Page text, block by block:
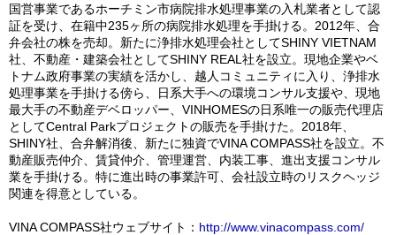
国営事業であるホーチミン市病院排水処理事業の入札業者として認
証を受け、在籍中235ヶ所の病院排水処理を手掛ける。2012年、合
弁会社の株を売却。新たに浄排水処理会社としてSHINY VIETNAM
社、不動産・建築会社としてSHINY REAL社を設立。現地企業やベ
トナム政府事業の実績を活かし、越人コミュニティに入り、浄排水
処理事業を手掛ける傍ら、日系大手への環境コンサル支援や、現地
最大手の不動産デベロッパー、VINHOMESの日系唯一の販売代理店
としてCentral Parkプロジェクトの販売を手掛けた。2018年、
SHINY社、合弁解消後、新たに独資でVINA COMPASS社を設立。不
動産販売仲介、賃貸仲介、管理運営、内装工事、進出支援コンサル
業を手掛ける。特に進出時の事業許可、会社設立時のリスクヘッジ
関連を得意としている。
VINA COMPASS社ウェブサイト： http://www.vinacompass.com/